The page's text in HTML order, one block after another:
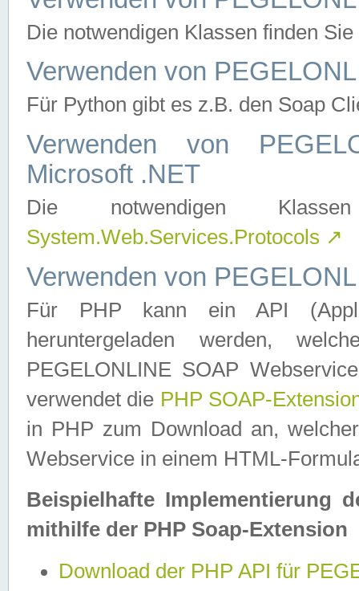
Die notwendigen Klassen finden
Verwenden von
Für Python gibt es z.B. den Soap
Verwenden von
Microsoft .NET
Die notwendigen
System.Web.Services.Protocols ↗
Verwenden von
Für PHP kann ein API
heruntergeladen werden,
PEGELONLINE SOAP
verwendet die PHP SOAP-
in PHP zum Download an,
Webservice in einem HTML-
Beispielhafte Implementierung
mithilfe der PHP Soap-Extension
Download der PHP API für